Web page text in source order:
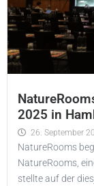
2025 in
26. September
NatureRooms
NatureRooms,
stellte auf der